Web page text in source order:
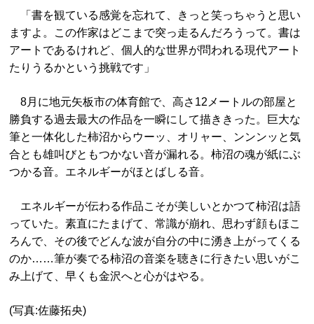
「書を観ている感覚を忘れて、きっと笑っちゃうと思い
ますよ。この作家はどこまで突っ走るんだろうって。書は
アートであるけれど、個人的な世界が問われる現代アート
たりうるかという挑戦です」
8月に地元矢板市の体育館で、高さ12メートルの部屋と
勝負する過去最大の作品を一瞬にして描ききった。巨大な
筆と一体化した柿沼からウーッ、オリャー、ンンンッと気
合とも雄叫びともつかない音が漏れる。柿沼の魂が紙にぶ
つかる音。エネルギーがほとばしる音。
エネルギーが伝わる作品こそが美しいとかつて柿沼は語
っていた。素直にたまげて、常識が崩れ、思わず顔もほこ
ろんで、その後でどんな波が自分の中に湧き上がってくる
のか……筆が奏でる柿沼の音楽を聴きに行きたい思いがこ
み上げて、早くも金沢へと心がはやる。
(写真:佐藤拓央)